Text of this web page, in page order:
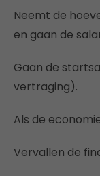
Neemt de
en gaan de
Gaan de
vertraging).
Als de
Vervallen de